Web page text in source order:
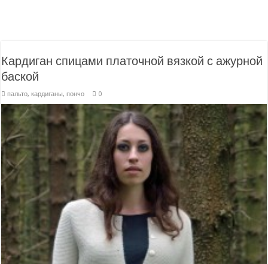
Кардиган спицами платочной вязкой с ажурной
баской
пальто, кардиганы, пончо 0